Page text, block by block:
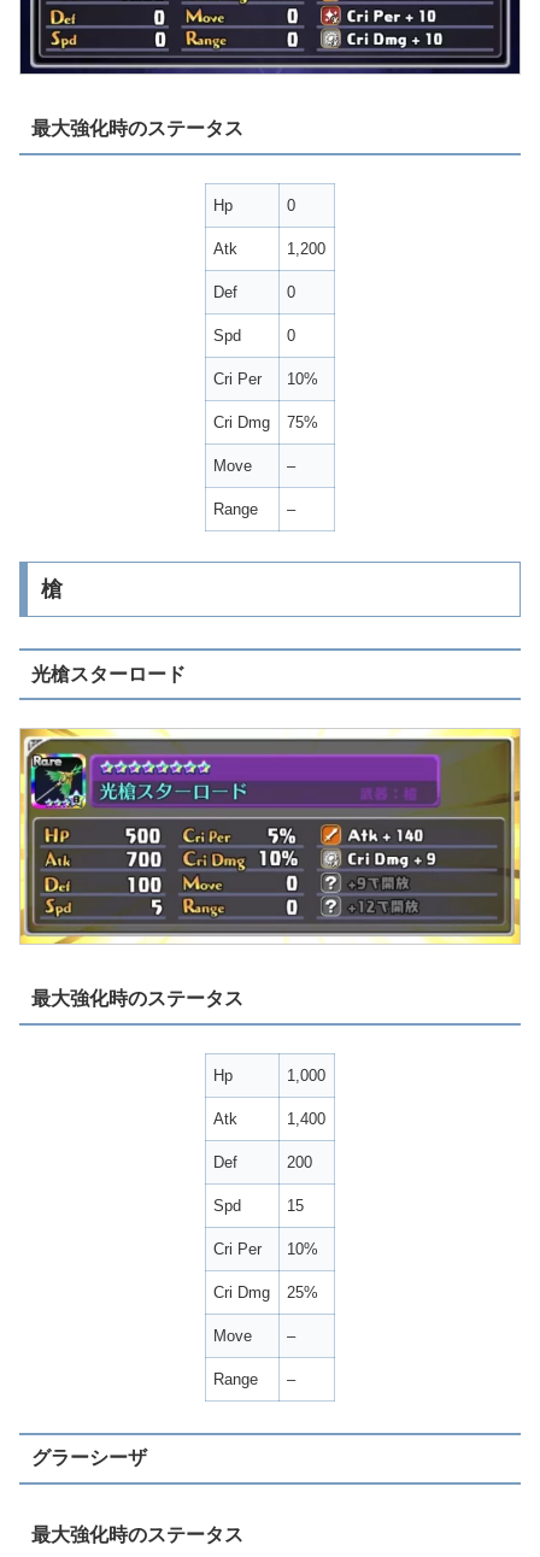
最大強化時のステータス
Hp 0
Atk 1,200
Def 0
Spd 0
Cri Per 10%
Cri Dmg 75%
Move –
Range –
槍
光槍スターロード
最大強化時のステータス
Hp 1,000
Atk 1,400
Def 200
Spd 15
Cri Per 10%
Cri Dmg 25%
Move –
Range –
グラーシーザ
最大強化時のステータス